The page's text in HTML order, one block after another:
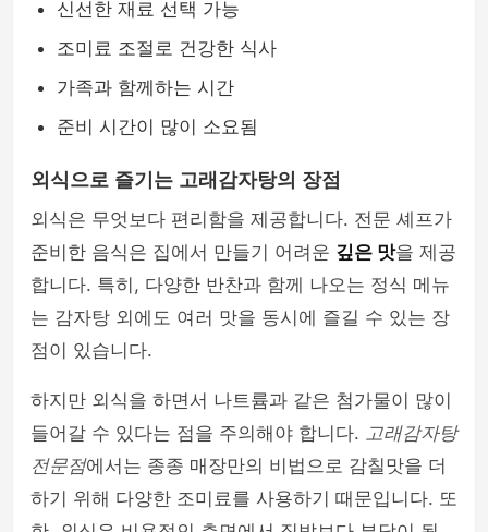
신선한 재료 선택 가능
조미료 조절로 건강한 식사
가족과 함께하는 시간
준비 시간이 많이 소요됨
외식으로 즐기는 고래감자탕의 장점
외식은 무엇보다 편리함을 제공합니다. 전문 셰프가
준비한 음식은 집에서 만들기 어려운 깊은 맛을 제공
합니다. 특히, 다양한 반찬과 함께 나오는 정식 메뉴
는 감자탕 외에도 여러 맛을 동시에 즐길 수 있는 장
점이 있습니다.
하지만 외식을 하면서 나트륨과 같은 첨가물이 많이
들어갈 수 있다는 점을 주의해야 합니다. 고래감자탕
전문점에서는 종종 매장만의 비법으로 감칠맛을 더
하기 위해 다양한 조미료를 사용하기 때문입니다. 또